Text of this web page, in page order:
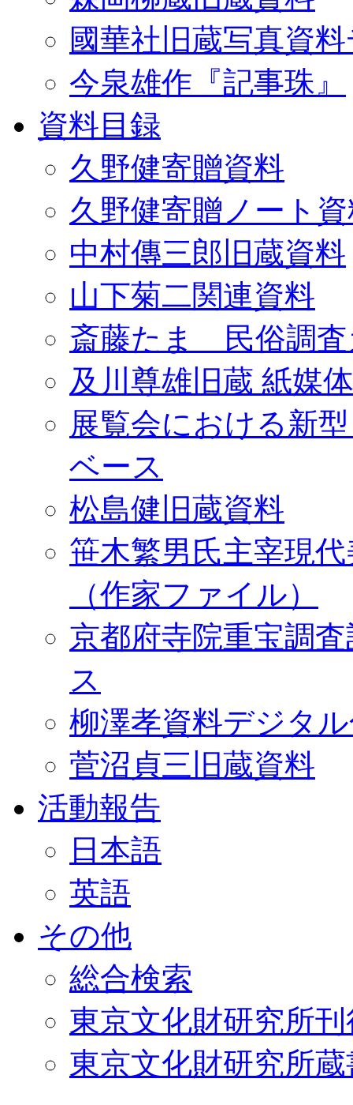
國華社旧蔵写真資
今泉雄作『記事珠』
資料目録
久野健寄贈資料
久野健寄贈ノート
中村傳三郎旧蔵資料
山下菊二関連資料
斎藤たま 民俗調査
及川尊雄旧蔵 紙媒
展覧会における新
ベース
松島健旧蔵資料
笹木繁男氏主宰現
（作家ファイル）
京都府寺院重宝調
ス
柳澤孝資料デジタ
菅沼貞三旧蔵資料
活動報告
日本語
英語
その他
総合検索
東京文化財研究所
東京文化財研究所